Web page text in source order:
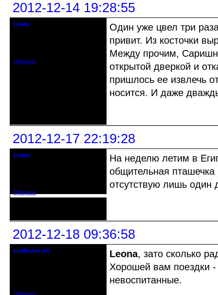
2012-12-14 19:28:55
Leona
Профиль
Один уже цвел три
привит. Из косточки
Между прочим,
открытой дверкой и
пришлось ее извлечь
носится. И даже
2012-12-17 22:19:28
Leona
Профиль
На неделю летим в
общительная
отсутствую лишь один
2012-12-18 09:36:58
sunflower-04
Профиль
Leona, зато сколько
Хорошей вам поездки
невоспитанные.